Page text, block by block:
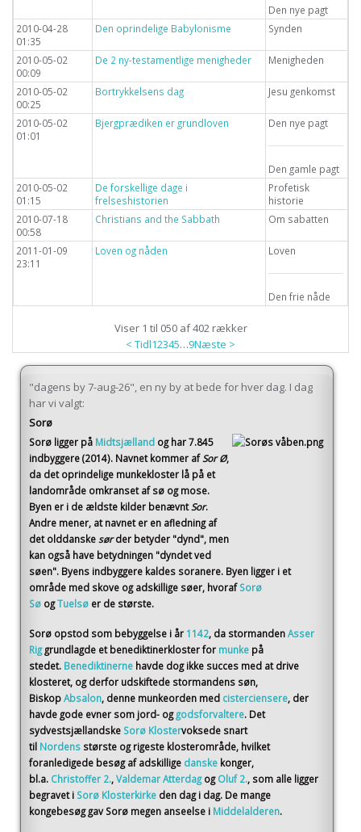
Den nye pagt
2010-04-28
01:35
Den oprindelige Babylonisme Synden
2010-05-02
00:09
De 2 ny-testamentlige menigheder Menigheden
2010-05-02
00:25
Bortrykkelsens dag Jesu genkomst
2010-05-02
01:01
Bjergprædiken er grundloven Den nye pagt
Den gamle pagt
2010-05-02
01:15
De forskellige dage i
frelseshistorien
Profetisk
historie
2010-07-18
00:58
Christians and the Sabbath Om sabatten
2011-01-09
23:11
Loven og nåden Loven
Den frie nåde
Viser 1 til 050 af 402 rækker
< Tidl12345…9Næste >
"dagens by 7-aug-26", en ny by at bede for hver dag. I dag
har vi valgt:
Sorø
Sorø ligger på Midtsjælland og har 7.845
indbyggere (2014). Navnet kommer af Sor Ø,
da det oprindelige munkekloster lå på et
landområde omkranset af sø og mose.
Byen er i de ældste kilder benævnt Sor.
Andre mener, at navnet er en afledning af
det olddanske sør der betyder "dynd", men
kan også have betydningen "dyndet ved
søen". Byens indbyggere kaldes soranere. Byen ligger i et
område med skove og adskillige søer, hvoraf Sorø
Sø ogTuelsø er de største.
Sorø opstod som bebyggelse i år 1142, da stormandenAsser
Rig grundlagde et benediktinerkloster for munke på
stedet. Benediktinerne havde dog ikke succes med at drive
klosteret, og derfor udskiftede stormandens søn,
BiskopAbsalon, denne munkeorden med cisterciensere, der
havde gode evner som jord- og godsforvaltere. Det
sydvestsjællandske Sorø Klostervoksede snart
til Nordens største og rigeste klosterområde, hvilket
foranledigede besøg af adskillige danske konger,
bl.a. Christoffer 2.,Valdemar Atterdag og Oluf 2., som alle ligger
begravet i Sorø Klosterkirke den dag i dag. De mange
kongebesøg gav Sorø megen anseelse i Middelalderen.